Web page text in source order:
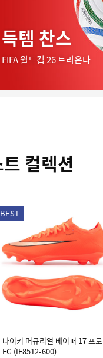
득템 찬스
FIFA 월드컵 26 트리온다
컬렉션
BEST
나이키 머큐리얼 베이퍼 17 프로
FG (IF8512-600)